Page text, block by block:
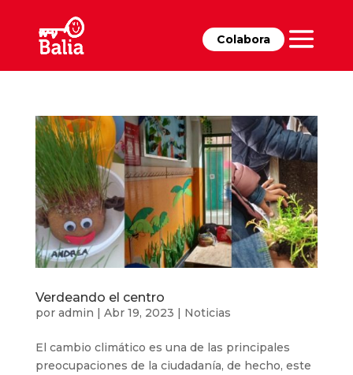
Colabora
Verdeando el centro
por admin Abr 19, 2023 Noticias
El cambio climático es una de las principales
preocupaciones de la ciudadanía, de hecho, este